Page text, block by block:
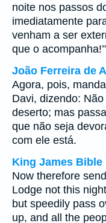
noite nos passos
imediatamente
venham a ser
que o
João Ferreira de
Agora, pois,
Davi, dizendo:
deserto; mas
que não seja
com ele está.
King James Bible
Now therefore
Lodge not this
but speedily pass
up, and all the